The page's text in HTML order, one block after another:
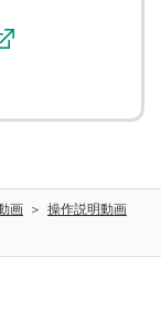
画
操作説明動画